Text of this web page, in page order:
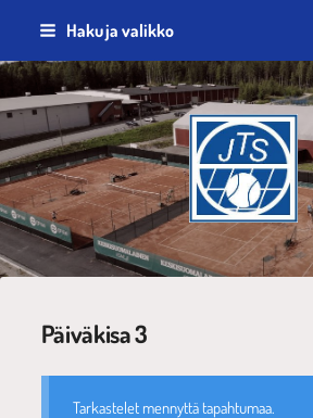
Siirry
sisältöön
Haku ja valikko
Päiväkisa 3
Tarkastelet mennyttä tapahtumaa.